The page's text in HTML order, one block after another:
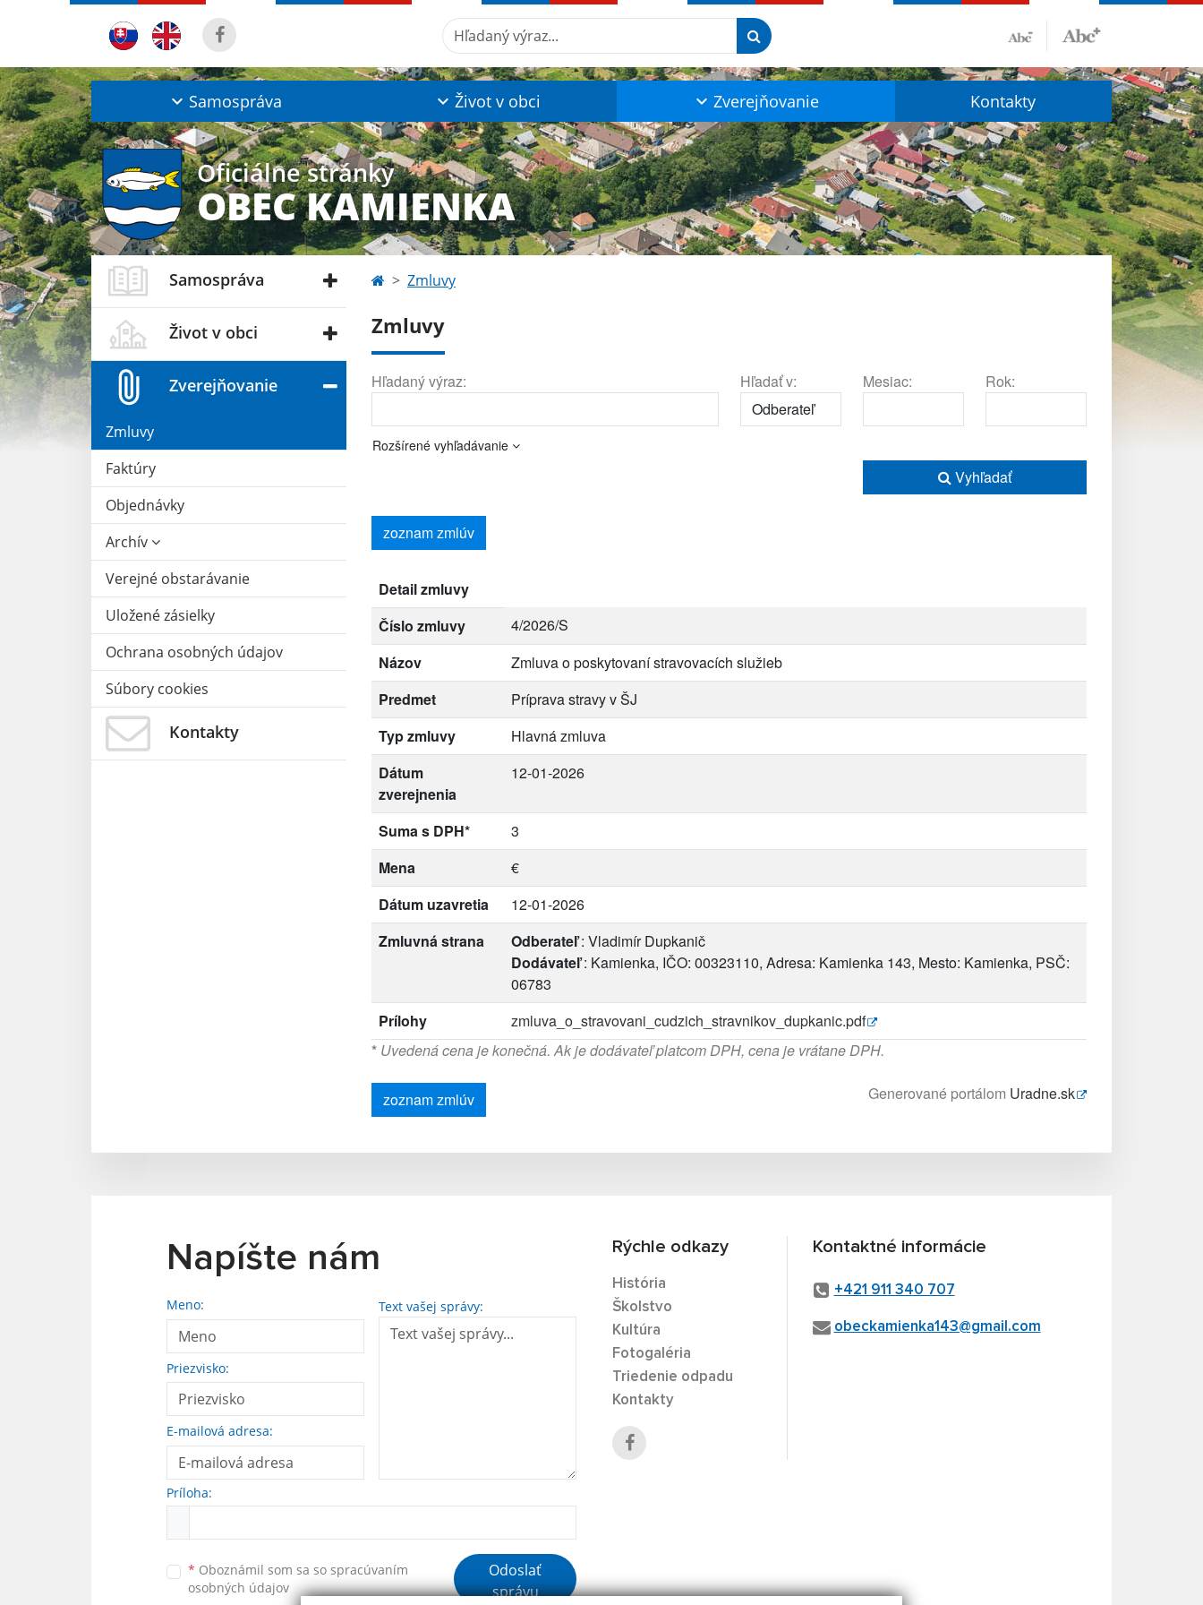
Hľadaný výraz...
Samospráva Život v obci Zverejňovanie Kontakty
Oficiálne stránky
OBEC KAMIENKA
Samospráva
Život v obci
Zverejňovanie
Zmluvy
Faktúry
Objednávky
Archív
Verejné obstarávanie
Uložené zásielky
Ochrana osobných údajov
Súbory cookies
Kontakty
Zmluvy
Zmluvy
Hľadaný výraz: Hľadať v: Mesiac: Rok:
Rozšírené vyhľadávanie
Vyhľadať
zoznam zmlúv
Detail zmluvy
Číslo zmluvy
4/2026/S
Názov
Zmluva o poskytovaní stravovacích služieb
Predmet
Príprava stravy v ŠJ
Typ zmluvy
Hlavná zmluva
Dátum
zverejnenia
12-01-2026
Suma s DPH*
3
Mena
€
Dátum uzavretia
12-01-2026
Zmluvná strana
Odberateľ: Vladimír Dupkanič
Dodávateľ: Kamienka, IČO: 00323110, Adresa: Kamienka 143, Mesto: Kamienka, PSČ:
06783
Prílohy
zmluva_o_stravovani_cudzich_stravnikov_dupkanic.pdf
* Uvedená cena je konečná. Ak je dodávateľ platcom DPH, cena je vrátane DPH.
zoznam zmlúv Generované portálom Uradne.sk
Napíšte nám
Meno:
Priezvisko:
E-mailová adresa:
Text vašej správy:
Príloha:
* Oboznámil som sa so spracúvaním
osobných údajov
Odoslať
správu
Rýchle odkazy
História
Školstvo
Kultúra
Fotogaléria
Triedenie odpadu
Kontakty
Kontaktné informácie
+421 911 340 707
obeckamienka143@gmail.com